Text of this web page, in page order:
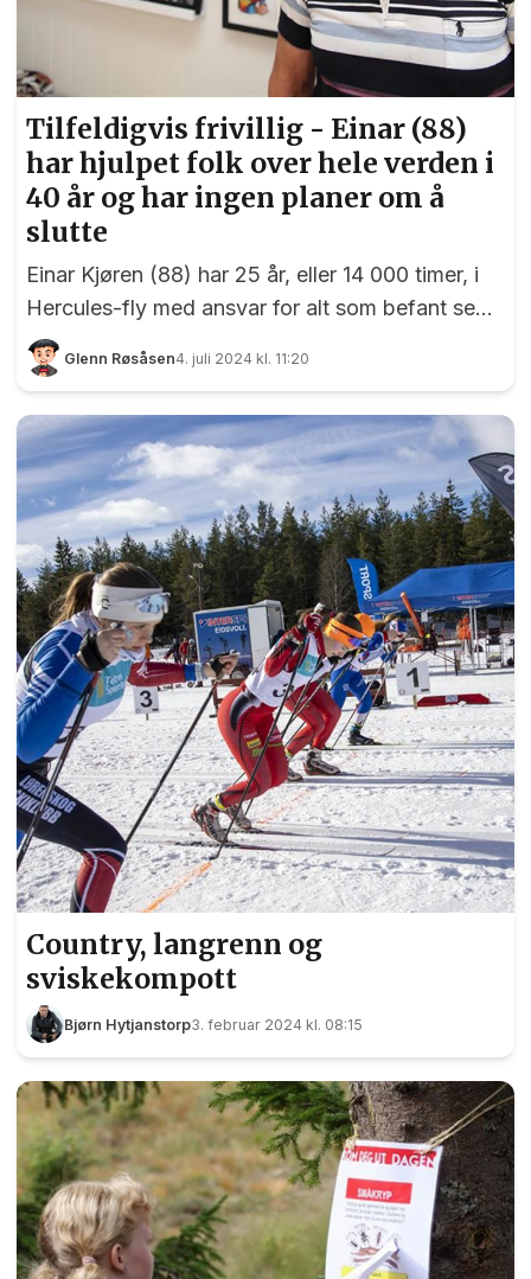
Tilfeldigvis frivillig - Einar (88)
har hjulpet folk over hele verden i
40 år og har ingen planer om å
slutte
Einar Kjøren (88) har 25 år, eller 14 000 timer, i
Hercules-fly med ansvar for alt som befant seg
bak cockpiten. Enda flere teller kanskje timene
han har med å organisere og kjøre
Einar var med å starte Frivilligsentralen i Eidsvoll
og Eidsvoll Turlag, og han var den andre
personen i Eidsvoll som fikk Frivillighetsprisen.
Men alt sammen har vært mer eller mindre
tilfeldig, mener han selv. Einar er født og
oppvokst på Viggja i Trøndelag, og har ...
Glenn Røsåsen4. juli 2024 kl. 11:20
Country, langrenn og
sviskekompott
Bjørn Hytjanstorp3. februar 2024 kl. 08:15